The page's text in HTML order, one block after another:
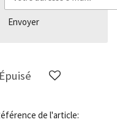
Envoyer
Épuisé
de l'article: